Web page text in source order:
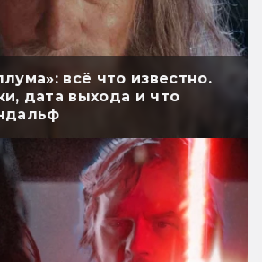
всё что известно.
дата выхода и что